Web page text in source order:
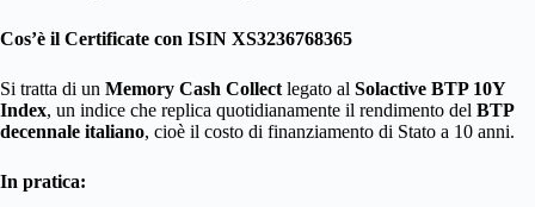
Cos’è il Certificate con ISIN XS3236768365
Si tratta di un Memory Cash Collect legato al Solactive BTP 10Y
Index, un indice che replica quotidianamente il rendimento del BTP
decennale italiano, cioè il costo di finanziamento di Stato a 10 anni.
In pratica: